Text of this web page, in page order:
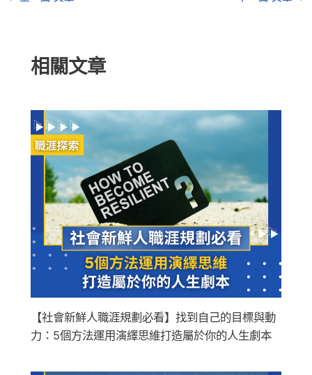
相關文章
【社會新鮮人職涯規劃必看】找到自己的目標與動
力：5個方法運用演繹思維打造屬於你的人生劇本